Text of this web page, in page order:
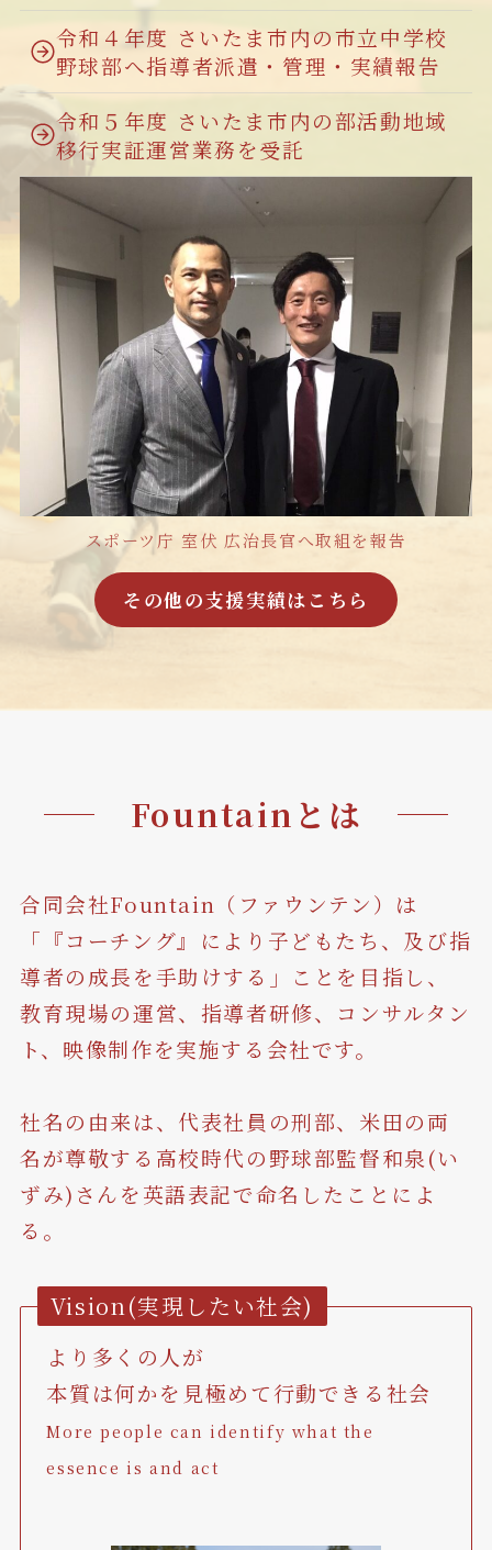
令和４年度 さいたま市内の市立中学校
野球部へ指導者派遣・管理・実績報告
令和５年度 さいたま市内の部活動地域
移行実証運営業務を受託
スポーツ庁 室伏 広治長官へ取組を報告
その他の支援実績はこちら
Fountainとは
合同会社Fountain（ファウンテン）は
「『コーチング』により⼦どもたち、及び指
導者の成長を手助けする」ことを⽬指し、
教育現場の運営、指導者研修、コンサルタン
ト、映像制作を実施する会社です。
社名の由来は、代表社員の刑部、米田の両
名が尊敬する高校時代の野球部監督和泉(い
ずみ)さんを英語表記で命名したことによ
る。
Vision(実現したい社会)
より多くの人が
本質は何かを見極めて行動できる社会
More people can identify what the
essence is and act